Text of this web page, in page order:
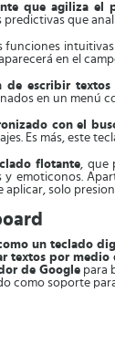
que agiliza el
que
funciones
en el
de escribir
en un menú
con el
Es más, este
flotante, que
y emoticonos.
aplicar, solo
un teclado
textos por medio
de Google para
como soporte
teclado virtual